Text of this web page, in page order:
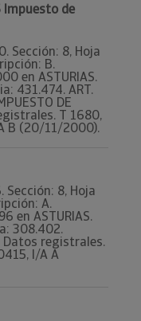
Impuesto de
Sección: 8, Hoja
B.
en ASTURIAS.
431.474. ART.
DE
T 1680,
B (20/11/2000).
8, Hoja
A.
en ASTURIAS.
308.402.
Datos registrales.
I/A A